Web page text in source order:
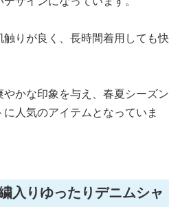
りが良く、長時間着用しても快
かな印象を与え、春夏シーズン
人気のアイテムとなっていま
入りゆったりデニムシャ